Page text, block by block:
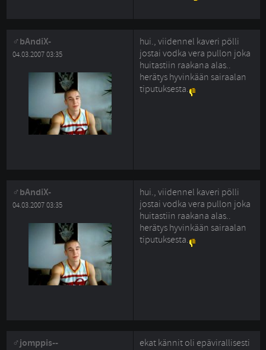
bAndiX-
04.03.2007 03:35
hui., viidennel kaveri pölli
jostai vodka vera pullon joka
huitastiin raakana alas..
herätys hyvinkään sairaalan
tiputuksesta.
bAndiX-
04.03.2007 03:35
hui., viidennel kaveri pölli
jostai vodka vera pullon joka
huitastiin raakana alas..
herätys hyvinkään sairaalan
tiputuksesta.
jomppis--
ekat kännit oli epävirallisesti